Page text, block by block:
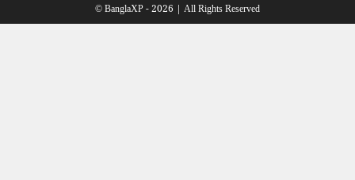
© BanglaXP - 2026 | All Rights Reserved